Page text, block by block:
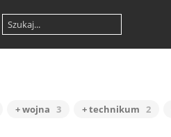
+ wojna 3 + technikum 2